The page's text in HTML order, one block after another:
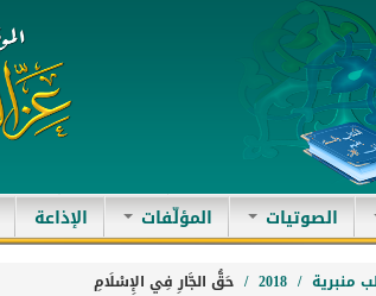
الصوتيات المؤلّفات الإذاعة
منبرية 2018 حَقُّ الجَّارِ فِي الإِسْلَامِ